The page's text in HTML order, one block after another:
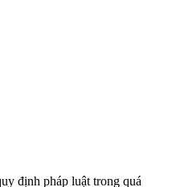
định pháp luật trong quá